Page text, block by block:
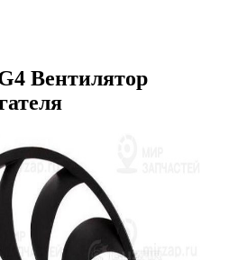
Вентилятор